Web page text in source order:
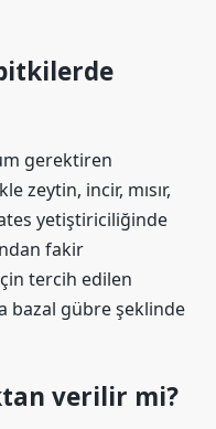
gerektiren
zeytin, incir, mısır,
yetiştiriciliğinde
fakir
tercih edilen
bazal gübre şeklinde
verilir mi?